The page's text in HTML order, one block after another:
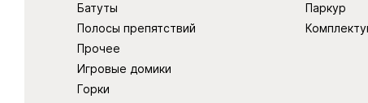
Батуты
Полосы препятствий
Прочее
Игровые домики
Горки
Паркур